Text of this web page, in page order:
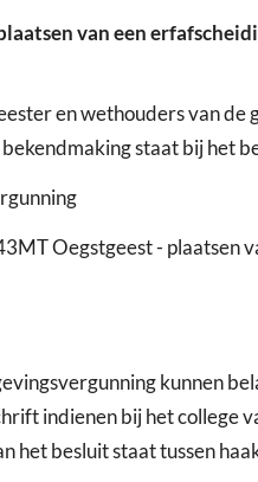
van een
en wethouders van
staat bij het
Oegstgeest - plaatsen
kunnen
indienen bij het college
het besluit staat tussen